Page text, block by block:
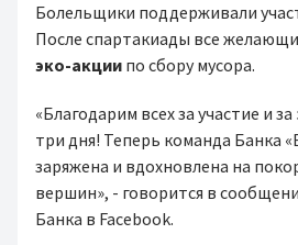
Болельщики поддерживали
После спартакиады все
эко-акции по сбору мусора.⁣⁣⠀
«Благодарим всех за участие и
три дня! Теперь команда Банка
заряжена и вдохновлена на
вершин», - говорится в
Банка в Facebook.⠀⁣⁣⠀